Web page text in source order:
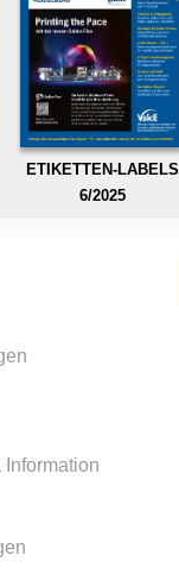
ETIKETTEN-LABELS
6/2025
Information